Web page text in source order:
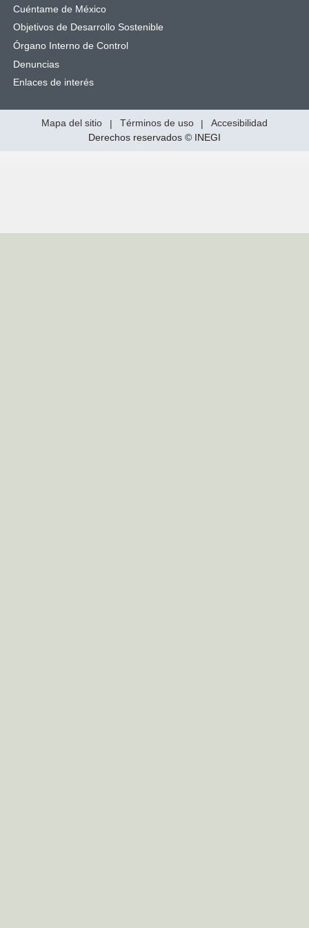
Cuéntame de México
Objetivos de Desarrollo Sostenible
Órgano Interno de Control
Denuncias
Enlaces de interés
Mapa del sitio | Términos de uso |
Accesibilidad
Derechos reservados © INEGI